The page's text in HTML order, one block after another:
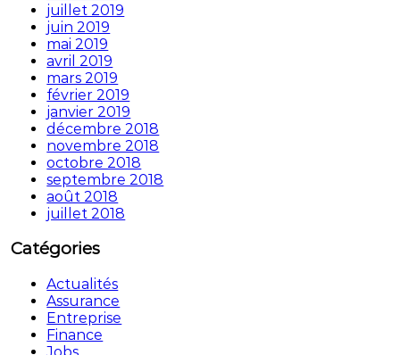
juillet 2019
juin 2019
mai 2019
avril 2019
mars 2019
février 2019
janvier 2019
décembre 2018
novembre 2018
octobre 2018
septembre 2018
août 2018
juillet 2018
Catégories
Actualités
Assurance
Entreprise
Finance